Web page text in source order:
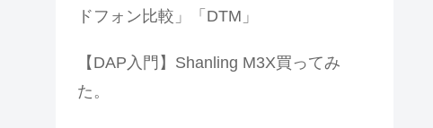
ドフォン比較」「DTM」
【DAP入門】Shanling M3X買ってみ
た。